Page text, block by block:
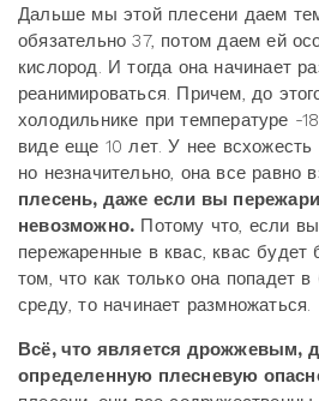
Дальше мы этой плесени даем
обязательно 37, потом даем ей
кислород. И тогда она начинает
реанимироваться. Причем, до
холодильнике при температуре -
виде еще 10 лет. У нее всхожесть
но незначительно, она все равно
плесень, даже если вы
невозможно. Потому что, если
пережаренные в квас, квас будет
том, что как только она попадет
среду, то начинает размножаться.
Всё, что является дрожжевым,
определенную плесневую